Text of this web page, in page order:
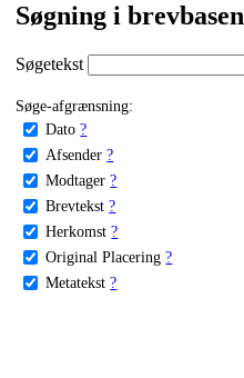
Søgning i brevbasen
Søgetekst
Søge-afgrænsning:
Dato ?
Afsender ?
Modtager ?
Brevtekst ?
Herkomst ?
Original Placering ?
Metatekst ?